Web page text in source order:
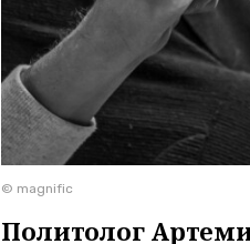
© magnific
Политолог